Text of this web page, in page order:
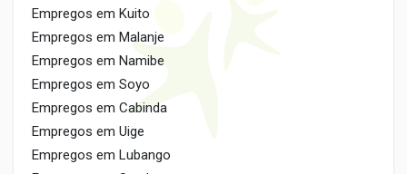
Empregos em Kuito
Empregos em Malanje
Empregos em Namibe
Empregos em Soyo
Empregos em Cabinda
Empregos em Uige
Empregos em Lubango